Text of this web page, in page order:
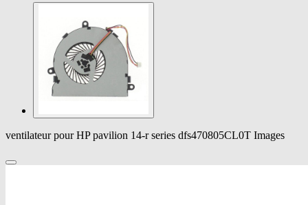
ventilateur pour HP pavilion 14-r series dfs470805CL0T Images